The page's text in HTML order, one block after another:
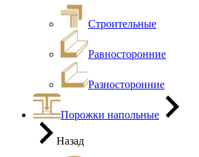
Строительные
Равносторонние
Разносторонние
Порожки напольные
Назад